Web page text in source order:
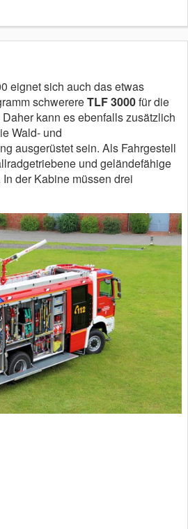
eignet sich auch das etwas
schwerereTLF 3000für die
kann es ebenfalls zusätzlich
Wald- und
ausgerüstet sein. Als Fahrgestell
und geländefähige
der Kabine müssen drei